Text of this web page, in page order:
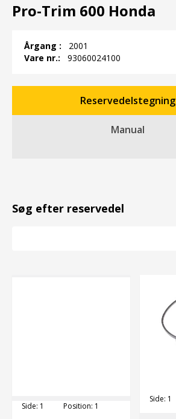
Pro-Trim 600 Honda
Årgang :
2001
Vare nr.:
93060024100
Reservedelstegning
Manual
Søg efter reservedel
Side: 1 Position: 1
Side: 1